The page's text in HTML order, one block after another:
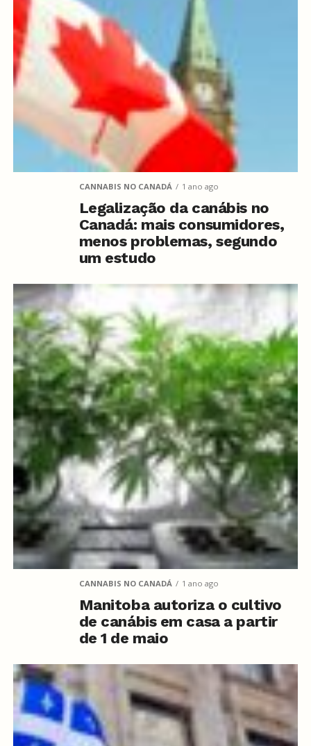
CANNABIS NO CANADÁ 1 ano ago
Legalização da canábis no
Canadá: mais consumidores,
menos problemas, segundo
um estudo
CANNABIS NO CANADÁ 1 ano ago
Manitoba autoriza o cultivo
de canábis em casa a partir
de 1 de maio